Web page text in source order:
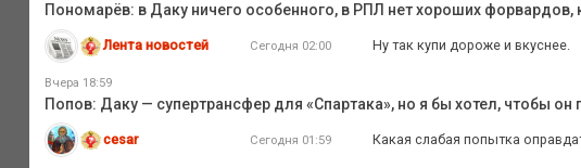
Пономарёв: в Даку ничего особенного, в РПЛ нет хороших
Лента новостей Сегодня 02:00 Ну так купи дороже и вкуснее.
Вчера 18:59
Попов: Даку — супертрансфер для «Спартака», но я бы хотел, чтобы
cesar Сегодня 01:59 Какая слабая попытка